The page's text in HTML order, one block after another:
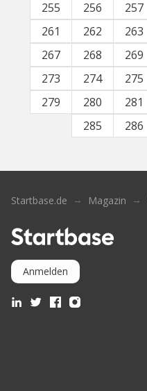
255
256 257
261
262 263
267
268 269
273
274 275
279
280 281
285
286
Startbase.de Magazin
Anmelden